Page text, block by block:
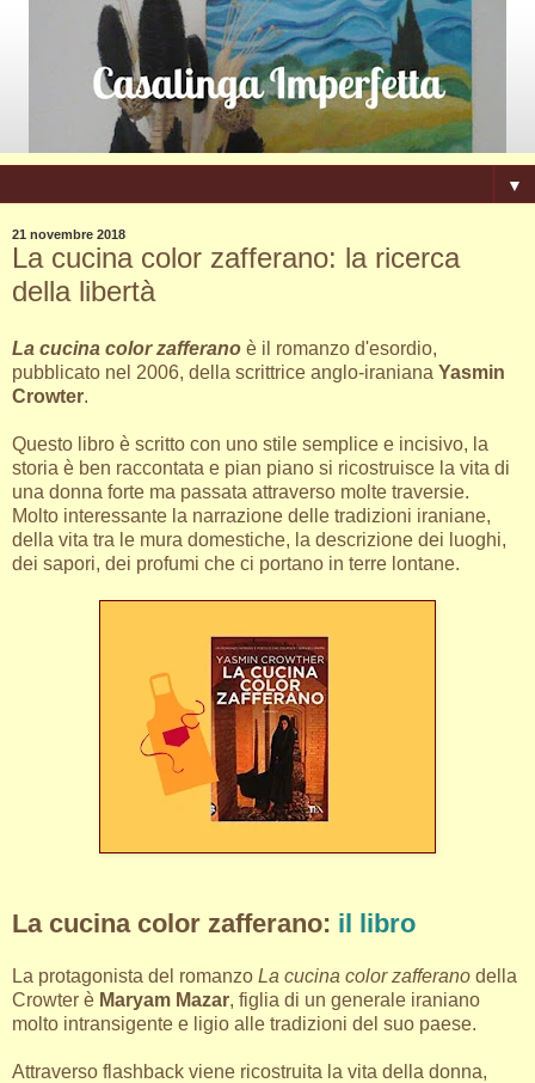
▼
21 novembre 2018
La cucina color zafferano: la ricerca
della libertà
La cucina color zafferano è il romanzo d'esordio,
pubblicato nel 2006, della scrittrice anglo-iraniana Yasmin
Crowter.
Questo libro è scritto con uno stile semplice e incisivo, la
storia è ben raccontata e pian piano si ricostruisce la vita di
una donna forte ma passata attraverso molte traversie.
Molto interessante la narrazione delle tradizioni iraniane,
della vita tra le mura domestiche, la descrizione dei luoghi,
dei sapori, dei profumi che ci portano in terre lontane.
La cucina color zafferano: il libro
La protagonista del romanzo La cucina color zafferano della
Crowter è Maryam Mazar, figlia di un generale iraniano
molto intransigente e ligio alle tradizioni del suo paese.
Attraverso flashback viene ricostruita la vita della donna,